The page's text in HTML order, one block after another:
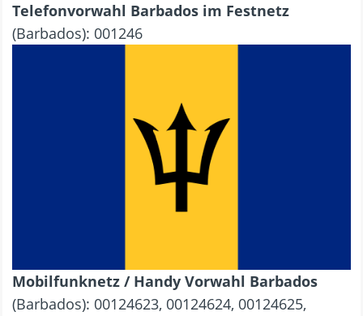
Telefonvorwahl Barbados im Festnetz
(Barbados): 001246
Mobilfunknetz / Handy Vorwahl Barbados
(Barbados): 00124623, 00124624, 00124625,